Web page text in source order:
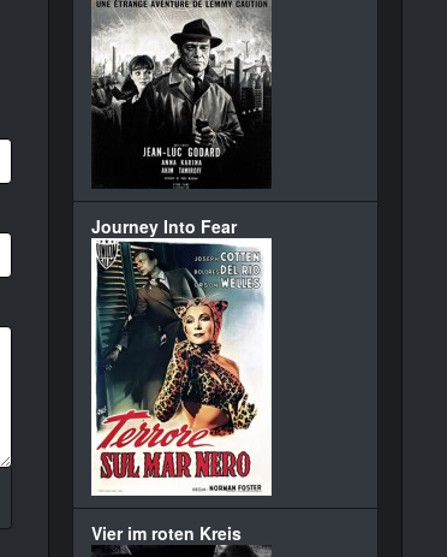
Journey Into Fear
Vier im roten Kreis